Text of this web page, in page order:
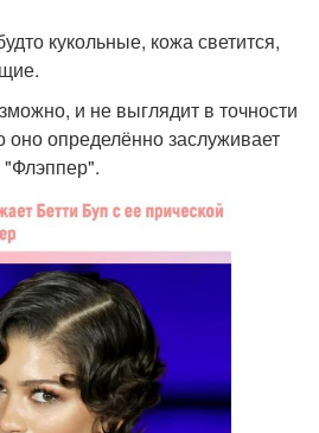
кукольные, кожа светится,
и не выглядит в точности
оно определённо заслуживает
"Флэппер".